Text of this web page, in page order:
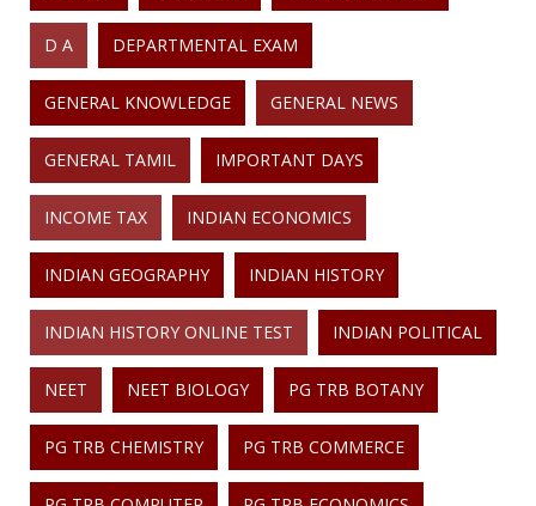
D A DEPARTMENTAL EXAM
GENERAL KNOWLEDGE GENERAL NEWS
GENERAL TAMIL IMPORTANT DAYS
INCOME TAX INDIAN ECONOMICS
INDIAN GEOGRAPHY INDIAN HISTORY
INDIAN HISTORY ONLINE TEST INDIAN POLITICAL
NEET NEET BIOLOGY PG TRB BOTANY
PG TRB CHEMISTRY PG TRB COMMERCE